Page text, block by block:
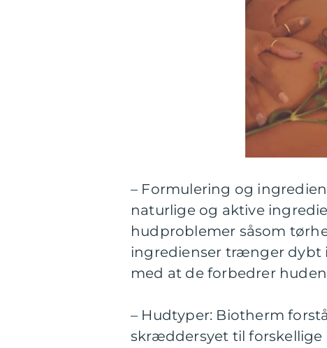
– Formulering og
naturlige og aktive
hudproblemer såsom
ingredienser trænger dybt
med at de forbedrer
– Hudtyper: Biotherm
skræddersyet til